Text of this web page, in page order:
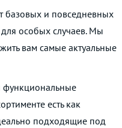
базовых и повседневных
особых случаев. Мы
вам самые актуальные
функциональные
есть как
подходящие под